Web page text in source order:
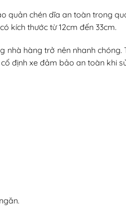
quản chén dĩa an toàn trong
kích thước từ 12cm đến 33cm.
hàng trở nên nhanh chóng.
định xe đảm bảo an toàn khi